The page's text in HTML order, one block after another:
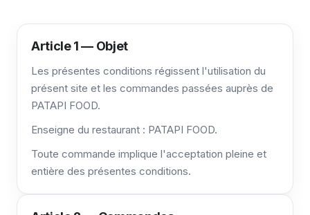
Article 1 — Objet
Les présentes conditions régissent l'utilisation du
présent site et les commandes passées auprès de
PATAPI FOOD.
Enseigne du restaurant : PATAPI FOOD.
Toute commande implique l'acceptation pleine et
entière des présentes conditions.